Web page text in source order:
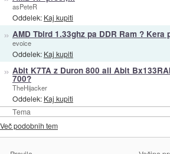
Tema
asPeteR
Oddelek: Kaj kupiti
» AMD Tbird 1.33ghz pa DDR Ram ? Kera
evoice
Oddelek: Kaj kupiti
» Abit K7TA z Duron 800 ali Abit
700?
TheHijacker
Oddelek: Kaj kupiti
Več podobnih tem